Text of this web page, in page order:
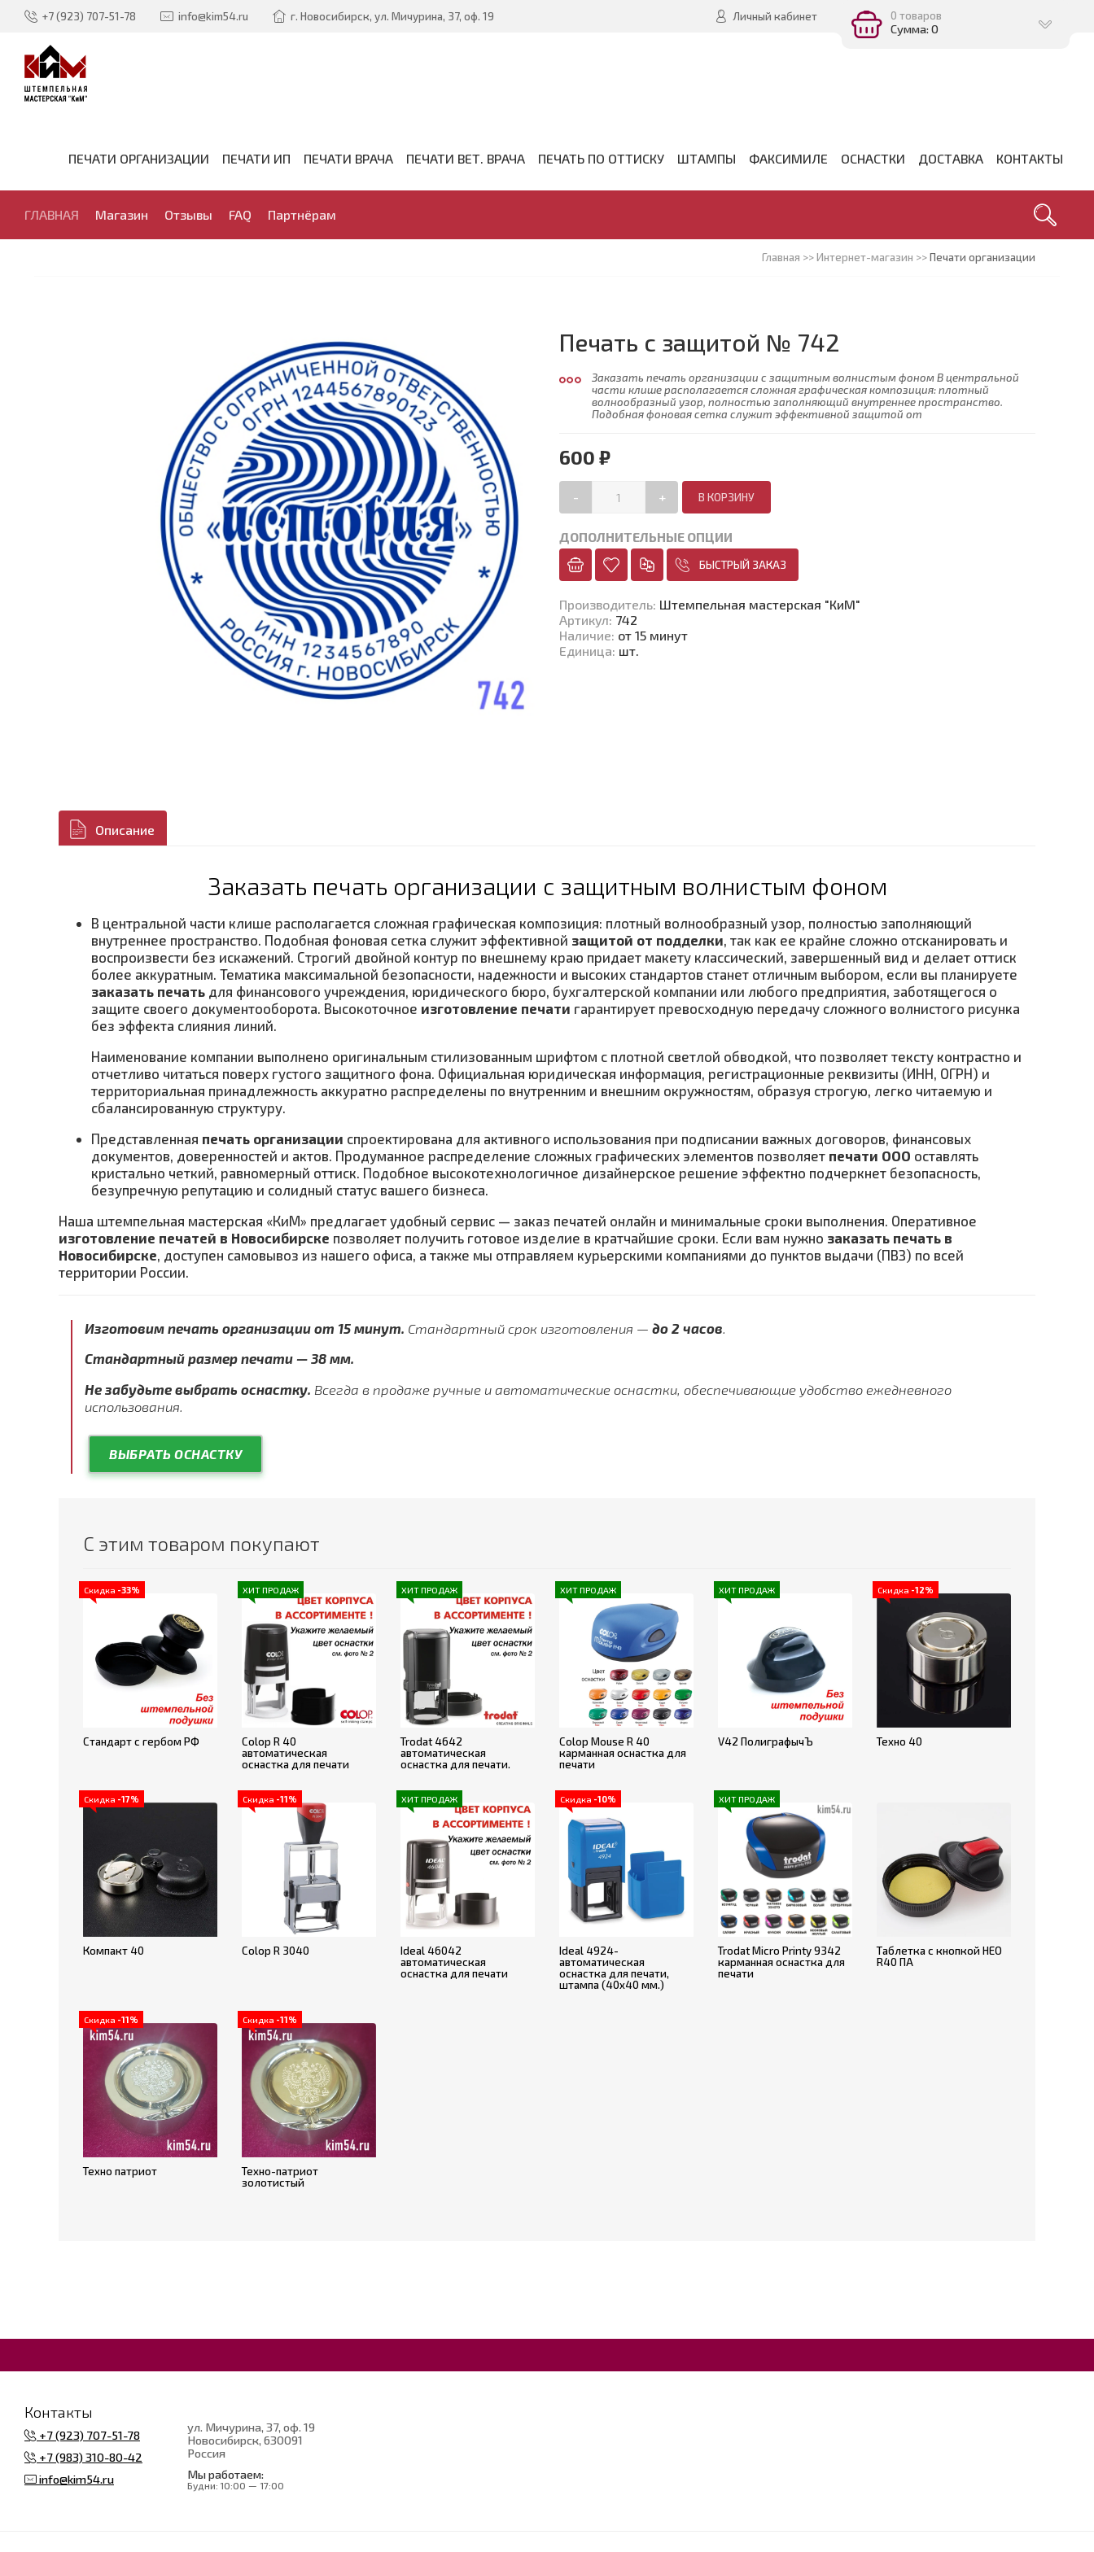
+7 (923) 707-51-78 info@kim54.ru г. Новосибирск, ул. Мичурина, 37, оф. 19 Личный кабинет 0 товаров
Сумма: 0
ПЕЧАТИ ОРГАНИЗАЦИИ ПЕЧАТИ ИП ПЕЧАТИ ВРАЧА ПЕЧАТИ ВЕТ. ВРАЧА ПЕЧАТЬ ПО ОТТИСКУ ШТАМПЫ ФАКСИМИЛЕ ОСНАСТКИ ДОСТАВКА КОНТАКТЫ
ГЛАВНАЯ Магазин Отзывы FAQ Партнёрам
Главная >>Интернет-магазин >>Печати организации
Печать с защитой № 742
Заказать печать организации с защитным волнистым фоном В центральной
части клише располагается сложная графическая композиция: плотный
волнообразный узор, полностью заполняющий внутреннее пространство.
Подобная фоновая сетка служит эффективной защитой от
600 ₽
- +
ДОПОЛНИТЕЛЬНЫЕ ОПЦИИ
БЫСТРЫЙ ЗАКАЗ
Производитель: Штемпельная мастерская "КиМ"
Артикул: 742
Наличие: от 15 минут
Единица: шт.
Описание
Заказать печать организации с защитным волнистым фоном
В центральной части клише располагается сложная графическая композиция: плотный волнообразный узор, полностью заполняющий
внутреннее пространство. Подобная фоновая сетка служит эффективной защитой от подделки, так как ее крайне сложно отсканировать и
воспроизвести без искажений. Строгий двойной контур по внешнему краю придает макету классический, завершенный вид и делает оттиск
более аккуратным. Тематика максимальной безопасности, надежности и высоких стандартов станет отличным выбором, если вы планируете
заказать печать для финансового учреждения, юридического бюро, бухгалтерской компании или любого предприятия, заботящегося о
защите своего документооборота. Высокоточное изготовление печати гарантирует превосходную передачу сложного волнистого рисунка
без эффекта слияния линий.
Наименование компании выполнено оригинальным стилизованным шрифтом с плотной светлой обводкой, что позволяет тексту контрастно и
отчетливо читаться поверх густого защитного фона. Официальная юридическая информация, регистрационные реквизиты (ИНН, ОГРН) и
территориальная принадлежность аккуратно распределены по внутренним и внешним окружностям, образуя строгую, легко читаемую и
сбалансированную структуру.
Представленная печать организации спроектирована для активного использования при подписании важных договоров, финансовых
документов, доверенностей и актов. Продуманное распределение сложных графических элементов позволяет печати ООО оставлять
кристально четкий, равномерный оттиск. Подобное высокотехнологичное дизайнерское решение эффектно подчеркнет безопасность,
безупречную репутацию и солидный статус вашего бизнеса.
Наша штемпельная мастерская «КиМ» предлагает удобный сервис — заказ печатей онлайн и минимальные сроки выполнения. Оперативное
изготовление печатей в Новосибирске позволяет получить готовое изделие в кратчайшие сроки. Если вам нужно заказать печать в
Новосибирске , доступен самовывоз из нашего офиса, а также мы отправляем курьерскими компаниями до пунктов выдачи (ПВЗ) по всей
территории России.
Изготовим печать организации от 15 минут. Стандартный срок изготовления — до 2 часов
Стандартный размер печати — 38 мм.
Не забудьте выбрать оснастку. Всегда в продаже ручные и автоматические оснастки, обеспечивающие удобство ежедневного
использования.
ВЫБРАТЬ ОСНАСТКУ
С этим товаром покупают
Скидка -33%
Стандарт с гербом РФ
ХИТ ПРОДАЖ
Colop R 40
автоматическая
оснастка для печати
ХИТ ПРОДАЖ
Trodat 4642
автоматическая
оснастка для печати.
ХИТ ПРОДАЖ
Colop Mouse R 40
карманная оснастка для
печати
ХИТ ПРОДАЖ
V42 ПолиграфычЪ
Скидка -12%
Техно 40
Скидка -17%
Компакт 40
Скидка -11%
Colop R 3040
ХИТ ПРОДАЖ
Ideal 46042
автоматическая
оснастка для печати
Скидка -10%
Ideal 4924-
автоматическая
оснастка для печати,
штампа (40x40 мм.)
ХИТ ПРОДАЖ
Trodat Micro Printy 9342
карманная оснастка для
печати
Таблетка с кнопкой НЕО
R40 ПА
Скидка -11%
Техно патриот
Скидка -11%
Техно-патриот
золотистый
Контакты
+7 (923) 707-51-78
+7 (983) 310-80-42
info@kim54.ru
ул. Мичурина, 37, оф. 19
Новосибирск, 630091
Россия
Мы работаем:
Будни: 10:00 — 17:00